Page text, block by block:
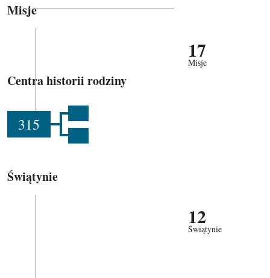
Misje
17
Misje
Centra historii rodziny
315
Świątynie
12
Świątynie